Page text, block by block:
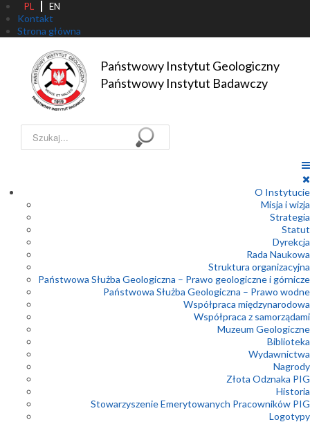
PL EN
Kontakt
Strona główna
Państwowy Instytut Geologiczny
Państwowy Instytut Badawczy
Szukaj...
O Instytucie
Misja i wizja
Strategia
Statut
Dyrekcja
Rada Naukowa
Struktura organizacyjna
Państwowa Służba Geologiczna – Prawo geologiczne i górnicze
Państwowa Służba Geologiczna – Prawo wodne
Współpraca międzynarodowa
Współpraca z samorządami
Muzeum Geologiczne
Biblioteka
Wydawnictwa
Nagrody
Złota Odznaka PIG
Historia
Stowarzyszenie Emerytowanych Pracowników PIG
Logotypy